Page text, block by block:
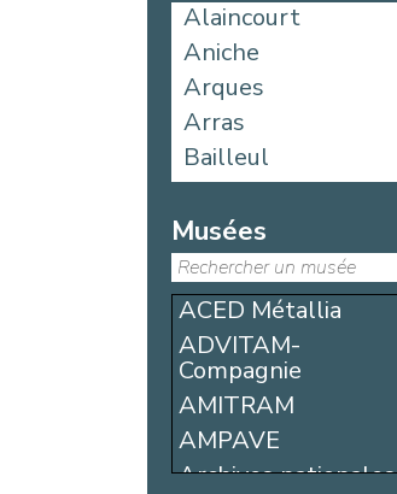
Alaincourt
Aniche
Arques
Arras
Bailleul
Bellicourt
Berck
Béthune
Blangy-sur-Bresle
Bohain-en-
Vermandois
Boulogne-sur-Mer
Calais
Caudry
Musées
ACED Métallia
ADVITAM-
Compagnie
AMITRAM
AMPAVE
Archives nationales